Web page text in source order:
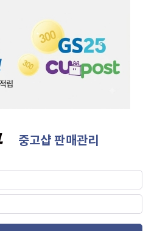
중고샵 판매관리